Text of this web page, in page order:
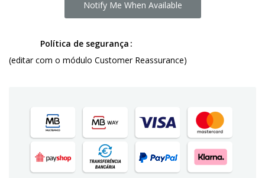
Notify Me When Available
Política de segurança
(editar com o módulo Customer Reassurance)